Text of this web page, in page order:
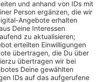
gedrückt, zu denen er
einfällt. Keine
-
- das ist „Fünf